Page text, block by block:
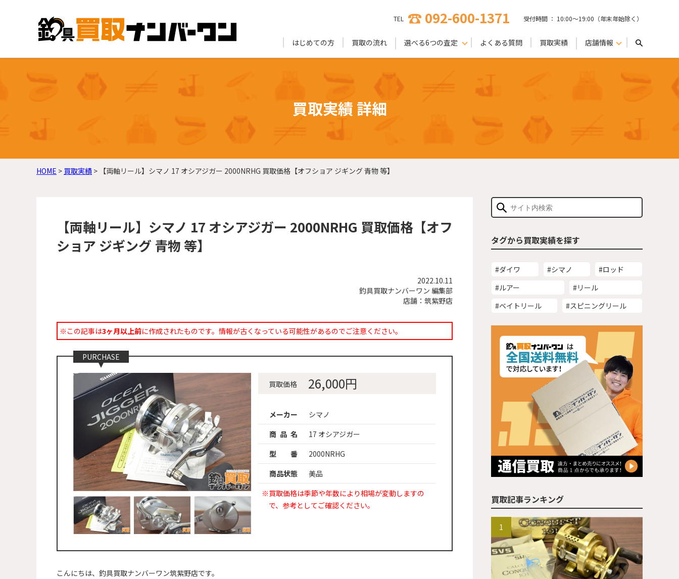
TEL 092-600-1371 受付時間 ： 10:00〜19:00（年末年始除く）
はじめての方 買取の流れ 選べる6つの査定 よくある質問 買取実績 店舗情報
買取実績 詳細
HOME > 買取実績 > 【両軸リール】シマノ 17 オシアジガー 2000NRHG 買取価格【オフショア ジギング 青物 等】
【両軸リール】シマノ 17 オシアジガー 2000NRHG 買取価格【オフ
ショア ジギング 青物 等】
2022.10.11
釣具買取ナンバーワン 編集部
店舗：筑紫野店
※この記事は3ヶ月以上前に作成されたものです。情報が古くなっている可能性があるのでご注意ください。
PURCHASE
買取価格 26,000円
メーカー
シマノ
商 品 名
17 オシアジガー
型 番
2000NRHG
商品状態
美品
※買取価格は季節や年数により相場が変動しますの
で、参考としてご確認ください。
こんにちは、釣具買取ナンバーワン筑紫野店です。
タグから買取実績を探す
#ダイワ #シマノ
#ロッド
#ルアー
#リール
#ベイトリール
#スピニングリール
買取記事ランキング